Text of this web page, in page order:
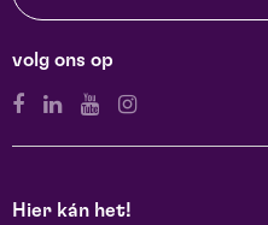
volg ons op
Hier kán het!